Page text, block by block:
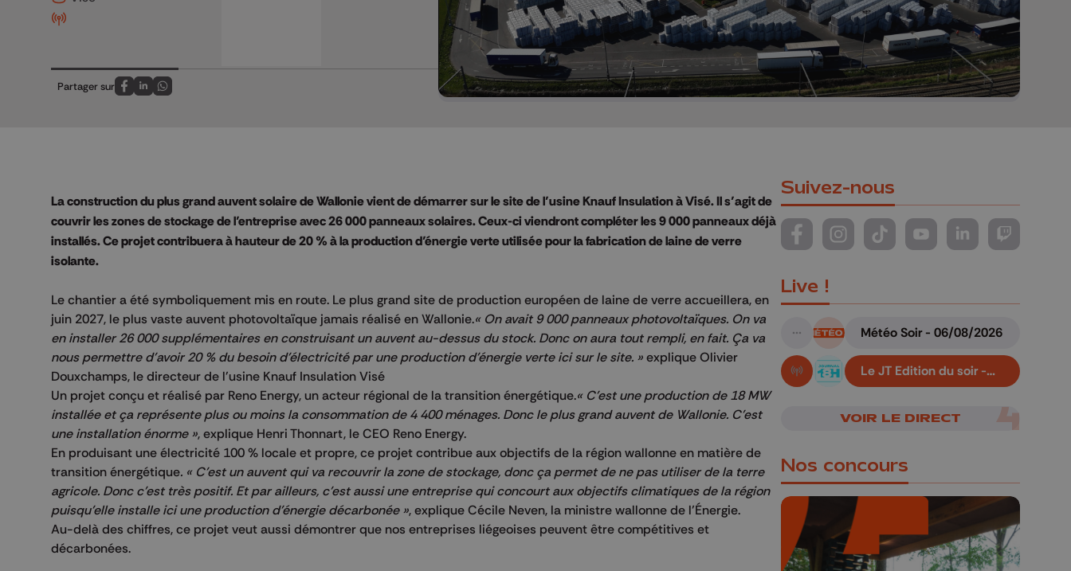
Partager sur
Partagez sur FaceBook
Partagez sur LinkedIn
Partagez sur Whatsapp
La construction du plus grand auvent solaire de Wallonie vient de démarrer sur le site de l’usine Knauf Insulation à Visé. Il s’agit de
couvrir les zones de stockage de l’entreprise avec 26 000 panneaux solaires. Ceux-ci viendront compléter les 9 000 panneaux déjà
installés. Ce projet contribuera à hauteur de 20 % à la production d’énergie verte utilisée pour la fabrication de laine de verre
isolante.
Le chantier a été symboliquement mis en route. Le plus grand site de production européen de laine de verre accueillera, en
juin 2027, le plus vaste auvent photovoltaïque jamais réalisé en Wallonie.« On avait 9 000 panneaux photovoltaïques. On va
en installer 26 000 supplémentaires en construisant un auvent au-dessus du stock. Donc on aura tout rempli, en fait. Ça va
nous permettre d'avoir 20 % du besoin d'électricité par une production d'énergie verte ici sur le site. » explique Olivier
Douxchamps, le directeur de l'usine Knauf Insulation Visé
Un projet conçu et réalisé par Reno Energy, un acteur régional de la transition énergétique.« C'est une production de 18 MW
installée et ça représente plus ou moins la consommation de 4 400 ménages. Donc le plus grand auvent de Wallonie. C'est
une installation énorme », explique Henri Thonnart, le CEO Reno Energy.
En produisant une électricité 100 % locale et propre, ce projet contribue aux objectifs de la région wallonne en matière de
transition énergétique. « C'est un auvent qui va recouvrir la zone de stockage, donc ça permet de ne pas utiliser de la terre
agricole. Donc c'est très positif. Et par ailleurs, c'est aussi une entreprise qui concourt aux objectifs climatiques de la région
puisqu'elle installe ici une production d'énergie décarbonée », explique Cécile Neven, la ministre wallonne de l’Énergie.
Au-delà des chiffres, ce projet veut aussi démontrer que nos entreprises liégeoises peuvent être compétitives et
décarbonées.
Suivez-nous
Suivez-nous sur FaceBook
Suivez-nous sur Instagram
Suivez-nous sur TikTok
Suivez-nous sur YouTube
Suivez-nous sur
Suivez-
Live !
A suivre
Météo Soir - 06/08/2026
En live!
Le JT Edition du soir -
06/08/2026
VOIR LE DIRECT
Nos concours